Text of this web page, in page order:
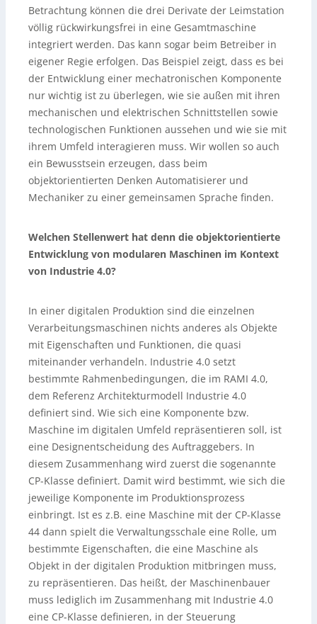
Betrachtung können die drei Derivate der Leimstation
völlig rückwirkungsfrei in eine Gesamtmaschine
integriert werden. Das kann sogar beim Betreiber in
eigener Regie erfolgen. Das Beispiel zeigt, dass es bei
der Entwicklung einer mechatronischen Komponente
nur wichtig ist zu überlegen, wie sie außen mit ihren
mechanischen und elektrischen Schnittstellen sowie
technologischen Funktionen aussehen und wie sie mit
ihrem Umfeld interagieren muss. Wir wollen so auch
ein Bewusstsein erzeugen, dass beim
objektorientierten Denken Automatisierer und
Mechaniker zu einer gemeinsamen Sprache finden.
Welchen Stellenwert hat denn die objektorientierte
Entwicklung von modularen Maschinen im Kontext
von Industrie 4.0?
In einer digitalen Produktion sind die einzelnen
Verarbeitungsmaschinen nichts anderes als Objekte
mit Eigenschaften und Funktionen, die quasi
miteinander verhandeln. Industrie 4.0 setzt
bestimmte Rahmenbedingungen, die im RAMI 4.0,
dem Referenz Architekturmodell Industrie 4.0
definiert sind. Wie sich eine Komponente bzw.
Maschine im digitalen Umfeld repräsentieren soll, ist
eine Designentscheidung des Auftraggebers. In
diesem Zusammenhang wird zuerst die sogenannte
CP-Klasse definiert. Damit wird bestimmt, wie sich die
jeweilige Komponente im Produktionsprozess
einbringt. Ist es z.B. eine Maschine mit der CP-Klasse
44 dann spielt die Verwaltungsschale eine Rolle, um
bestimmte Eigenschaften, die eine Maschine als
Objekt in der digitalen Produktion mitbringen muss,
zu repräsentieren. Das heißt, der Maschinenbauer
muss lediglich im Zusammenhang mit Industrie 4.0
eine CP-Klasse definieren, in der Steuerung